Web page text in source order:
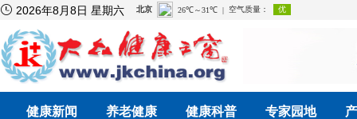
 2026年8月8日 星期六
健康新闻 养老健康 健康科普 专家园地